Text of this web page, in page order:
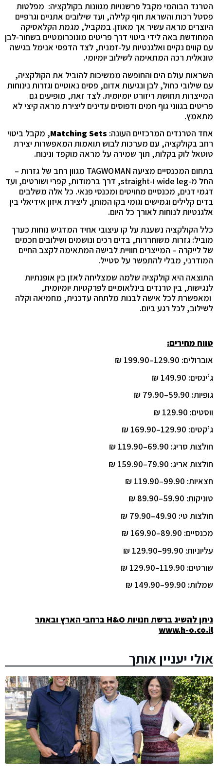
הטרנד הבוהמי מקבל פרשנויות מגוונות בקולקציה: מפלטות
פסטל רכות והשראת חוף קלילה, ועד שילובים אתניים וגרפיים
היוצרים מראה עשיר אך מאוזן. במקביל, מגמת הקלאסיקה
המחודשת באה לידי ביטוי דרך פריטים מונוכרומטיים בשחור-לבן
עם קווים נקיים ואלגנטיות על-זמנית, לצד הדפסי אנימל בגישה
טונאלית רכה המתאימה לשילוב יומיומי.
השראות עולם הים והחופשה ממשיכות להוביל את הקולקציה,
עם שילובי כחול, לבן ונגיעות אדום, פסים נאוטיים וגזרות נינוחות
המייצרות תחושת ריזורט יומיומית. לצד זאת, מופיעים גם
פריטים בגווני גוף חמים ודפוסים עדינים ליצירת מראה קיצי לא
מתאמץ.
אחד הטרנדים המרכזיים העונה: Matching Sets, מקבל ביטוי
רחב בקולקציה, עם מערכות לבוש תואמות המאפשרות יצירת
טוטאל לוק בקלות, תוך שמירה על מראה מוקפד ונינוח.
בתחום המכנסיים מציעה TAGWOMAN מגוון רחב של גזרות –
החל מ-wide leg ו-straight, דרך ברמודות, קפרי ושורטים, ועד
דגמי דנים, מכנסיים מחויטים ומכנסי פנאי. כל אלה משלבים
בדים קלילים וגמישים וגומי בקו המותן, ליצירת איזון אידיאלי בין
אלגנטיות לנוחות לאורך כל היום.
כלל הקולקציה נשענת על קו עיצובי אחיד המדגיש נוחות כערך
מוביל: גזרות משוחררות, בדים רכים ונושמים ושילובים חכמים
של לייקרה – המייצרים חוויית לבישה המתאימה לקצב החיים
המודרני, מבלי להתפשר על סטייל.
התוצאה היא קולקציה שלמה שמצליחה לאזן בין אופנתיות
לנגישות, בין טרנדים בינלאומיים לפרקטיות יומיומית,
ומאפשרת לכל אישה לבנות מלתחה עדכנית, מחמיאה וקלה
לשילוב, לכל רגע ביום.
טווח מחירים:
אוברולים: 129.90–199.90 ₪
ג’ינסים: 149.90 ₪
גופיות: 59.90–79.90 ₪
ווסטים: 129.90 ₪
ג’קטים: 129.90–169.90 ₪
חולצות סריג: 69.90–119.90 ₪
חולצות אריג: 79.90–159.90 ₪
חצאיות: 99.90–119.90 ₪
טוניקות: 59.90–89.90 ₪
חולצות טי: 49.90–79.90 ₪
מכנסיים: 89.90–169.90 ₪
עליוניות: 99.90–129.90 ₪
שורטים: 119.90–129.90 ₪
שמלות: 99.90–149.90 ₪
ניתן להשיג ברשת חנויות H&O ברחבי הארץ ובאתר
www.h-o.co.il
אולי יעניין אותך